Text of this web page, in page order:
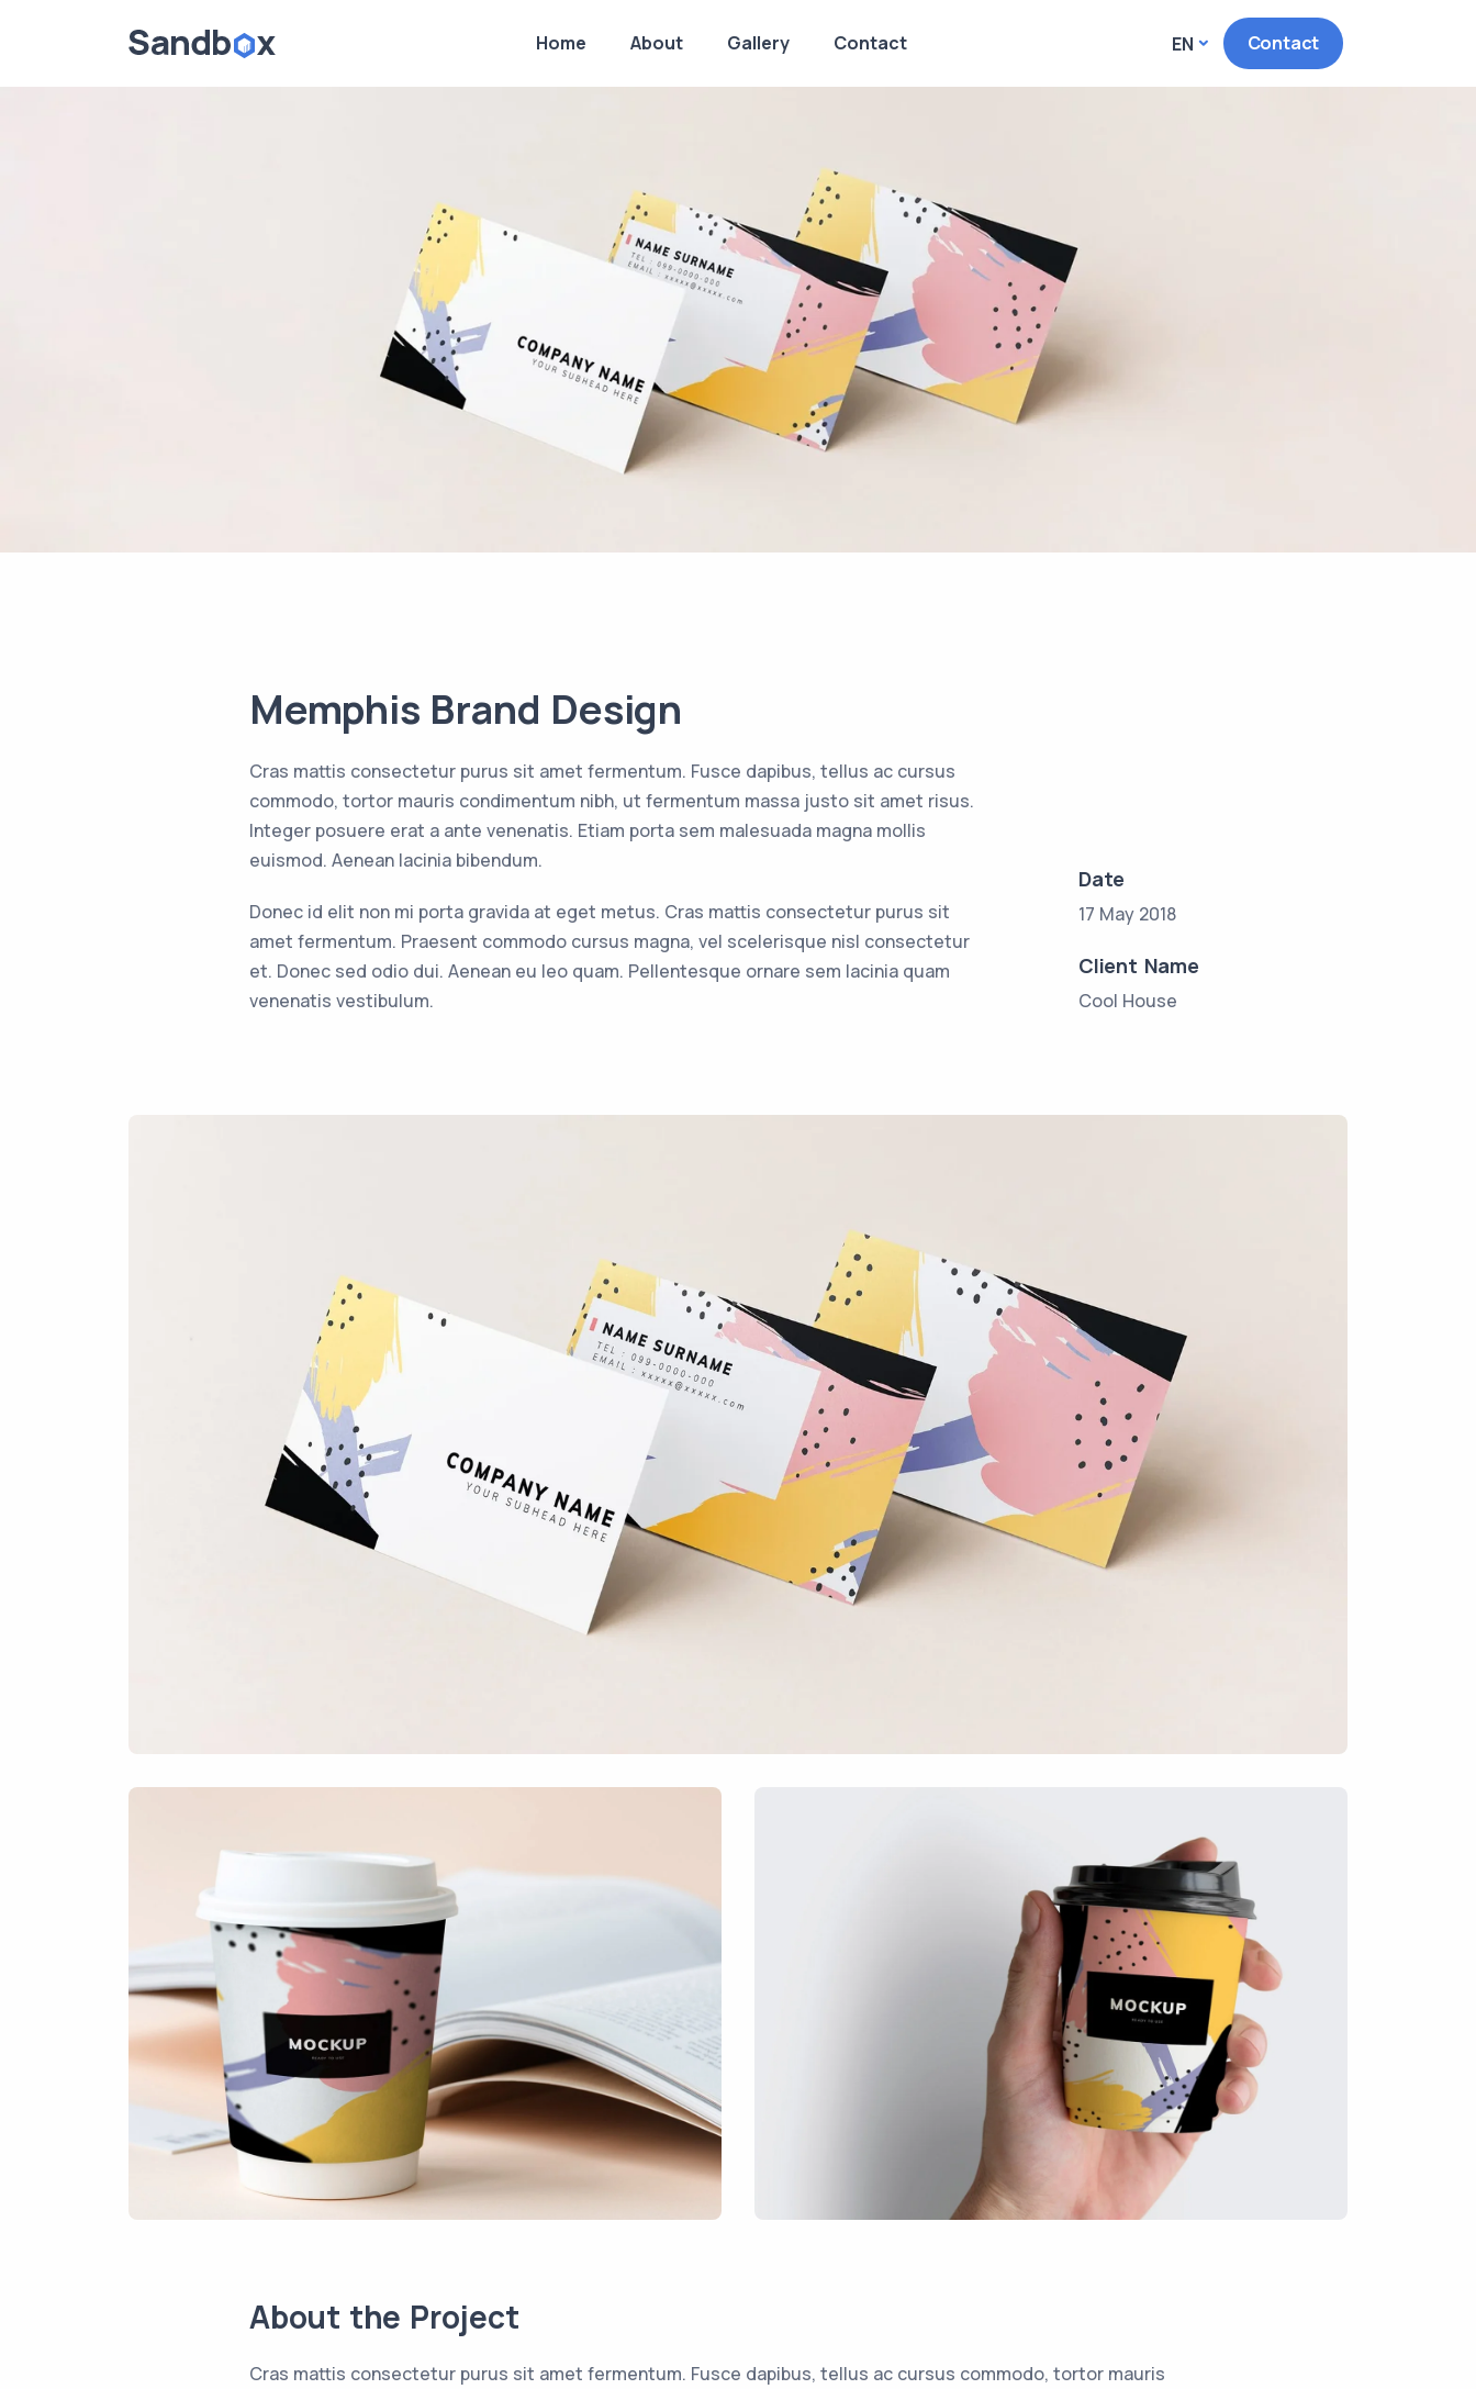
Home About Gallery Contact EN Contact
Memphis Brand Design
Cras mattis consectetur purus sit amet fermentum. Fusce dapibus, tellus ac cursus
commodo, tortor mauris condimentum nibh, ut fermentum massa justo sit amet risus.
Integer posuere erat a ante venenatis. Etiam porta sem malesuada magna mollis
euismod. Aenean lacinia bibendum.
Donec id elit non mi porta gravida at eget metus. Cras mattis consectetur purus sit
amet fermentum. Praesent commodo cursus magna, vel scelerisque nisl consectetur
et. Donec sed odio dui. Aenean eu leo quam. Pellentesque ornare sem lacinia quam
venenatis vestibulum.
Date
17 May 2018
Client Name
Cool House
About the Project
Cras mattis consectetur purus sit amet fermentum. Fusce dapibus, tellus ac cursus commodo, tortor mauris